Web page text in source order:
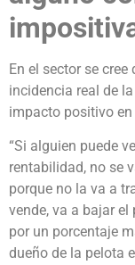
En el sector se
incidencia real de
impacto positivo en
“Si alguien puede
rentabilidad, no se
porque no la va a
vende, va a bajar
por un porcentaje
dueño de la pelota